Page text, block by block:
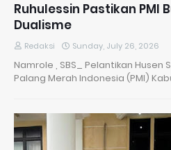
​Ruhulessin Pastikan PMI
Dualisme
Redaksi Sunday, July 26, 2026
Namrole , SBS_ Pelantikan Husen
Palang Merah Indonesia (PMI)